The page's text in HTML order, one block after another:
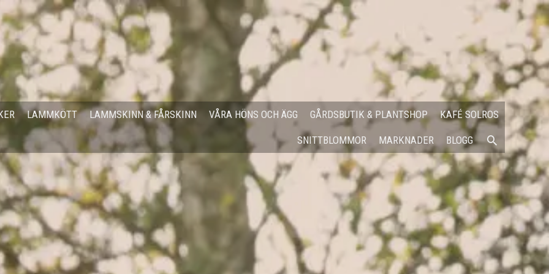
LAMMKÖTT LAMMSKINN & FÅRSKINN VÅRA HÖNS OCH ÄGG GÅRDSBUTIK & PLANTSHOP KAFÉ SOLROS
SNITTBLOMMOR MARKNADER BLOGG SÖK